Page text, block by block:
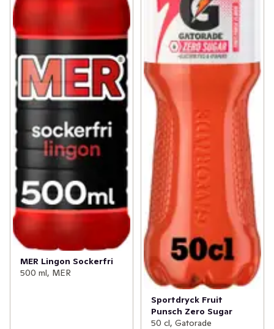
MER Lingon Sockerfri
500 ml, MER
Sportdryck Fruit
Punsch Zero Sugar
50 cl, Gatorade